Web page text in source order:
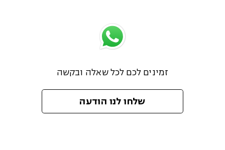
זמינים לכם לכל שאלה ובקשה
שלחו לנו הודעה